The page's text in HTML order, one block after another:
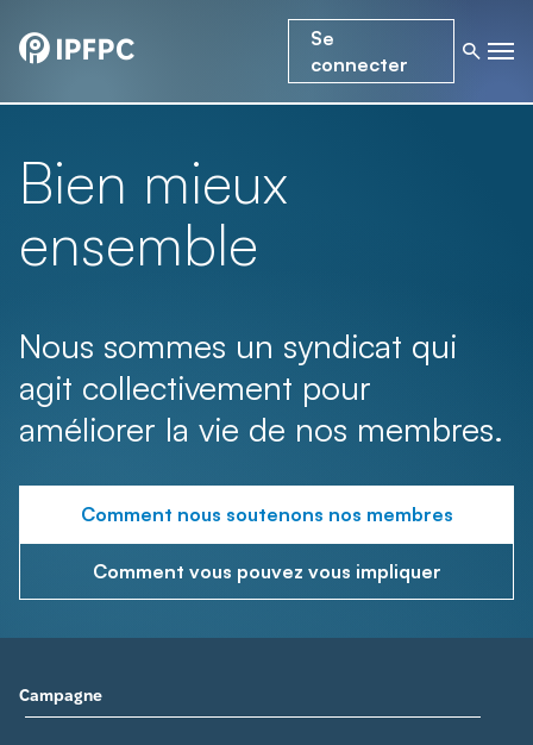
Se
connecter
Bien mieux
ensemble
Nous sommes un syndicat qui
agit collectivement pour
améliorer la vie de nos membres.
Comment nous soutenons nos membres
Comment vous pouvez vous impliquer
Campagne